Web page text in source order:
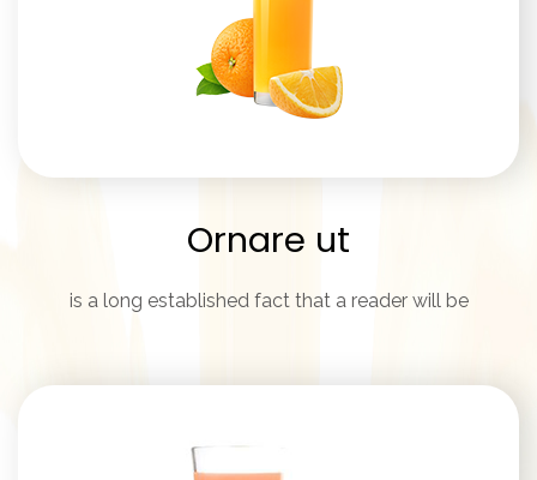
Ornare ut
is a long established fact that a reader will be